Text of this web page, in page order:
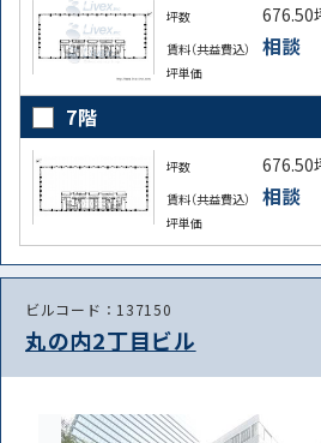
坪数 676.50
賃料（共益費込） 相談
坪単価
7階
坪数 676.50
賃料（共益費込） 相談
坪単価
ビルコード：137150
丸の内2丁目ビル